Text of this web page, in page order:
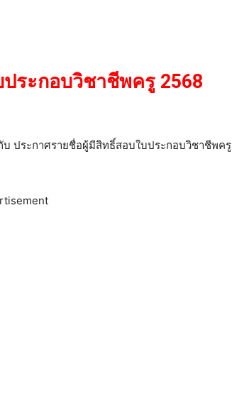
ระกอบวิชาชีพครู 2568
กับ ประกาศรายชื่อผู้มีสิทธิ์สอบใบประกอบวิชาชีพครู